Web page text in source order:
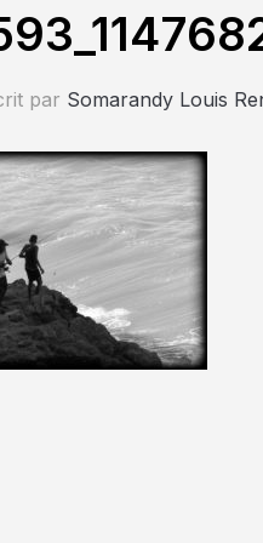
par Somarandy Louis